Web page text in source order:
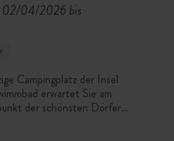
02/04/2026 bis
Campingplatz der Insel
erwartet Sie am
der schönsten Dörfer,